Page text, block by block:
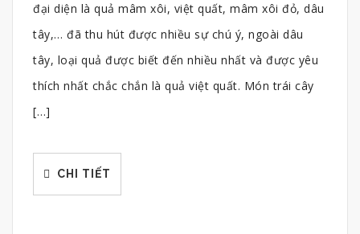
đại diện là quả mâm xôi, việt quất, mâm xôi đỏ, dâu
tây,… đã thu hút được nhiều sự chú ý, ngoài dâu
tây, loại quả được biết đến nhiều nhất và được yêu
thích nhất chắc chắn là quả việt quất. Món trái cây
[…]
CHI TIẾT